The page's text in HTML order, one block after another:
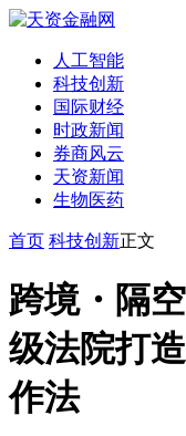
人工智能
科技创新
国际财经
时政新闻
券商风云
天资新闻
生物医药
首页 科技创新正文
跨境・隔
级法院打
作法